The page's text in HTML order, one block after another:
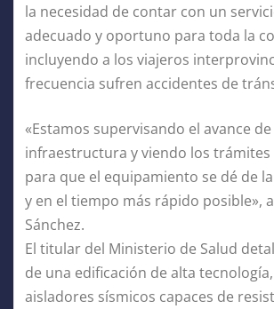
la necesidad de contar con un
adecuado y oportuno para toda la
incluyendo a los viajeros
frecuencia sufren accidentes de
«Estamos supervisando el avance
infraestructura y viendo los trámites
para que el equipamiento se dé de
y en el tiempo más rápido posible»,
Sánchez.
El titular del Ministerio de Salud
de una edificación de alta
aisladores sísmicos capaces de